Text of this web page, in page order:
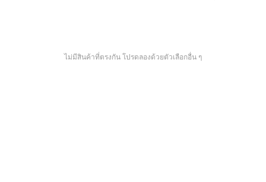
ไม่มีสินค้าที่ตรงกัน โปรดลองด้วยตัวเลือกอื่น ๆ